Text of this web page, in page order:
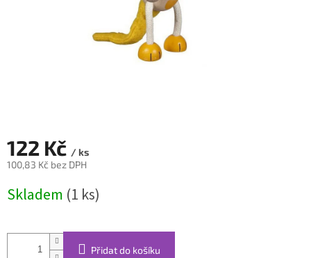
122 Kč / ks
100,83 Kč bez DPH
cena:
Skladem (1 ks)
Přidat do košíku